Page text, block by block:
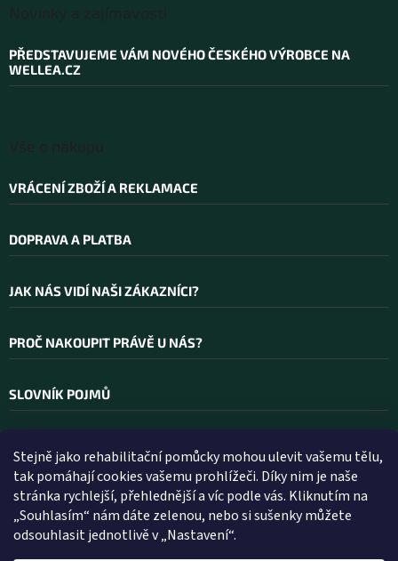
Stejně jako rehabilitační pomůcky mohou ulevit vašemu tělu,
tak pomáhají cookies vašemu prohlížeči. Díky nim je naše
stránka rychlejší, přehlednější a víc podle vás. Kliknutím na
„Souhlasím“ nám dáte zelenou, nebo si sušenky můžete
odsouhlasit jednotlivě v „Nastavení“.
u
PŘEDSTAVUJEME VÁM NOVÉHO ČESKÉHO VÝROBCE NA
WELLEA.CZ
VRÁCENÍ ZBOŽÍ A REKLAMACE
DOPRAVA A PLATBA
JAK NÁS VIDÍ NAŠI ZÁKAZNÍCI?
PROČ NAKOUPIT PRÁVĚ U NÁS?
SLOVNÍK POJMŮ
Kontakt
INFO@WELLEA.CZ
800 200 900